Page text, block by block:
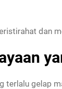
dan
terlalu gelap